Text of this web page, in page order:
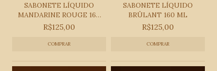
SABONETE LÍQUIDO
MANDARINE ROUGE 160
ML
R$125,00
SABONETE LÍQUIDO
BRÛLANT 160 ML
R$125,00